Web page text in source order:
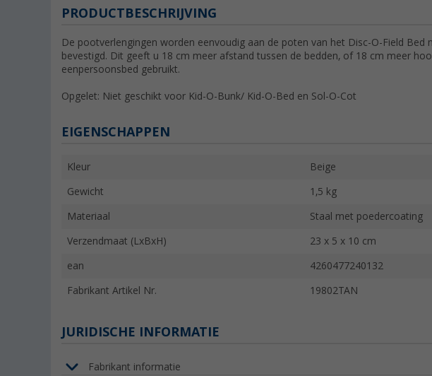
PRODUCTBESCHRIJVING
De pootverlengingen worden eenvoudig aan de poten van het Disc-O-Field Bed
bevestigd. Dit geeft u 18 cm meer afstand tussen de bedden, of 18 cm meer
eenpersoonsbed gebruikt.
Opgelet: Niet geschikt voor Kid-O-Bunk/ Kid-O-Bed en Sol-O-Cot
EIGENSCHAPPEN
Kleur Beige
Gewicht 1,5 kg
Materiaal Staal met poedercoating
Verzendmaat (LxBxH) 23 x 5 x 10 cm
ean 4260477240132
Fabrikant Artikel Nr. 19802TAN
JURIDISCHE INFORMATIE
Fabrikant informatie